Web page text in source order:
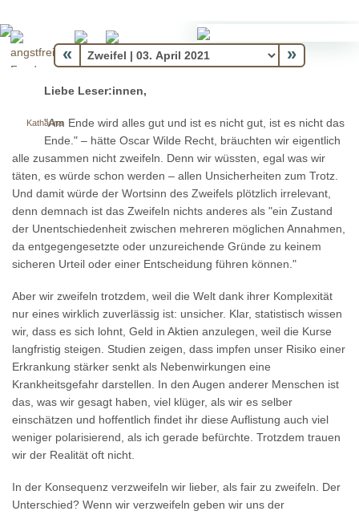
« »
Katharina
Liebe Leser:innen,
"Am Ende wird alles gut und ist es nicht gut, ist es nicht das
Ende." – hätte Oscar Wilde Recht, bräuchten wir eigentlich
alle zusammen nicht zweifeln. Denn wir wüssten, egal was wir
täten, es würde schon werden – allen Unsicherheiten zum Trotz.
Und damit würde der Wortsinn des Zweifels plötzlich irrelevant,
denn demnach ist das Zweifeln nichts anderes als "ein Zustand
der Unentschiedenheit zwischen mehreren möglichen Annahmen,
da entgegengesetzte oder unzureichende Gründe zu keinem
sicheren Urteil oder einer Entscheidung führen können."
Aber wir zweifeln trotzdem, weil die Welt dank ihrer Komplexität
nur eines wirklich zuverlässig ist: unsicher. Klar, statistisch wissen
wir, dass es sich lohnt, Geld in Aktien anzulegen, weil die Kurse
langfristig steigen. Studien zeigen, dass impfen unser Risiko einer
Erkrankung stärker senkt als Nebenwirkungen eine
Krankheitsgefahr darstellen. In den Augen anderer Menschen ist
das, was wir gesagt haben, viel klüger, als wir es selber
einschätzen und hoffentlich findet ihr diese Auflistung auch viel
weniger polarisierend, als ich gerade befürchte. Trotzdem trauen
wir der Realität oft nicht.
In der Konsequenz verzweifeln wir lieber, als fair zu zweifeln. Der
Unterschied? Wenn wir verzweifeln geben wir uns der